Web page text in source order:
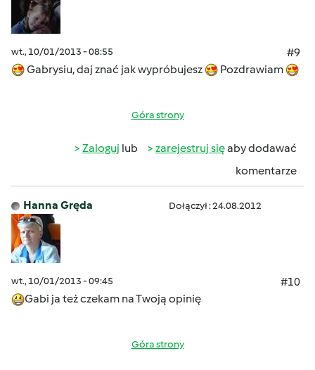
wt., 10/01/2013 - 08:55
#9
Gabrysiu, daj znać jak wypróbujesz
Pozdrawiam
Góra strony
Zaloguj lub zarejestruj sięaby dodawać
komentarze
Hanna Gręda Dołączył : 24.08.2012
wt., 10/01/2013 - 09:45
#10
Gabi ja też czekam na Twoją opinię
Góra strony